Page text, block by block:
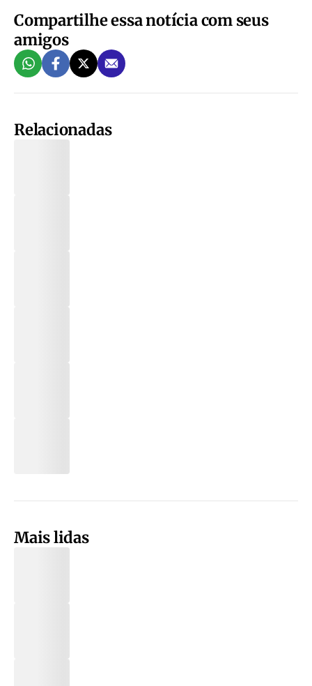
Compartilhe essa notícia com seus
amigos
Relacionadas
Mais lidas